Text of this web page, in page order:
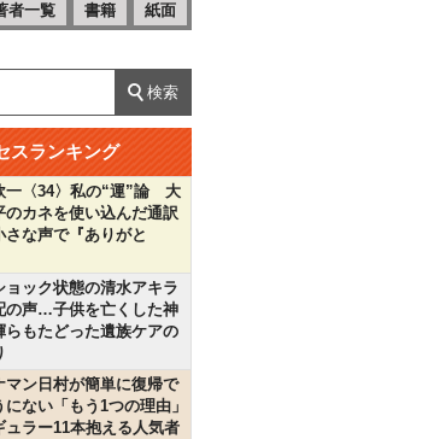
者一覧 書籍 紙面
スランキング
一〈34〉私の“運”論 大
のカネを使い込んだ通訳
さな声で『ありがと
ョック状態の清水アキラ
の声…子供を亡くした神
らもたどった遺族ケアの
マン日村が簡単に復帰で
にない「もう1つの理由」
ラー11本抱える人気者